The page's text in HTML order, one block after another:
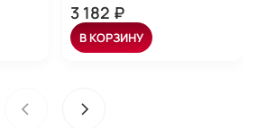
3 182 ₽
В КОРЗИНУ